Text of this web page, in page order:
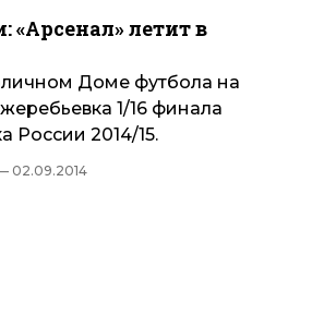
«Арсенал» летит в
Доме футбола на
1/16 финала
России 2014/15.
02.09.2014